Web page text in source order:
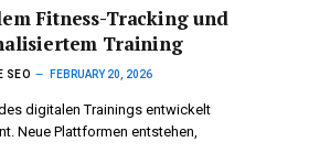
Fitness-Tracking und
Training
SEO FEBRUARY 20, 2026
digitalen Trainings entwickelt
Neue Plattformen entstehen,